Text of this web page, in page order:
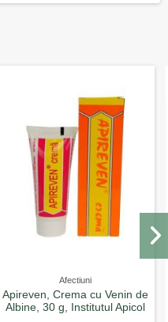
Afectiuni
Apireven, Crema cu Venin de
Albine, 30 g, Institutul Apicol